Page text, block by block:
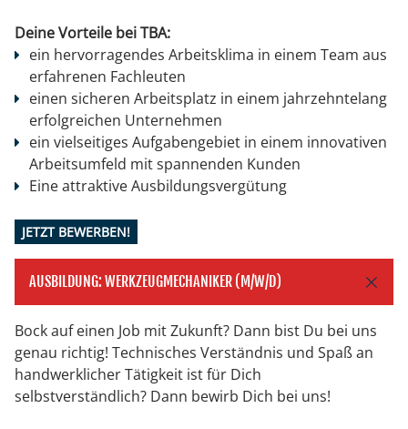
Deine Vorteile bei TBA:
ein hervorragendes Arbeitsklima in einem Team aus
erfahrenen Fachleuten
einen sicheren Arbeitsplatz in einem jahrzehntelang
erfolgreichen Unternehmen
ein vielseitiges Aufgabengebiet in einem innovativen
Arbeitsumfeld mit spannenden Kunden
Eine attraktive Ausbildungsvergütung
JETZT BEWERBEN!
AUSBILDUNG: WERKZEUGMECHANIKER (M/W/D)
Bock auf einen Job mit Zukunft? Dann bist Du bei uns
genau richtig! Technisches Verständnis und Spaß an
handwerklicher Tätigkeit ist für Dich
selbstverständlich? Dann bewirb Dich bei uns!